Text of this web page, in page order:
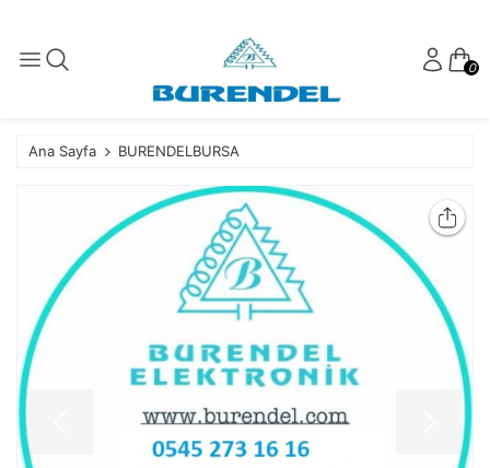
0
Ana Sayfa BURENDELBURSA